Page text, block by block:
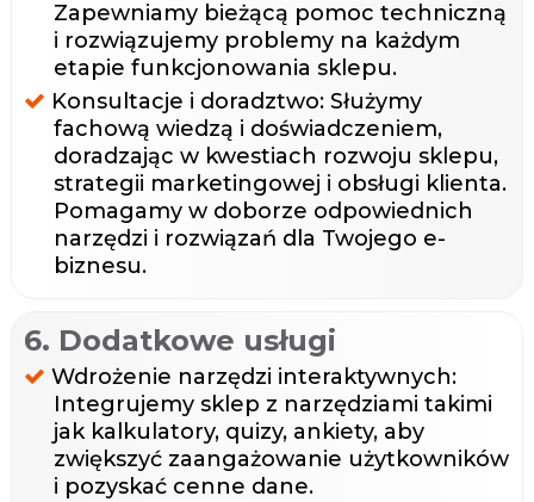
Zapewniamy bieżącą pomoc techniczną
i rozwiązujemy problemy na każdym
etapie funkcjonowania sklepu.
Konsultacje i doradztwo: Służymy
fachową wiedzą i doświadczeniem,
doradzając w kwestiach rozwoju sklepu,
strategii marketingowej i obsługi klienta.
Pomagamy w doborze odpowiednich
narzędzi i rozwiązań dla Twojego e-
biznesu.
6. Dodatkowe usługi
Wdrożenie narzędzi interaktywnych:
Integrujemy sklep z narzędziami takimi
jak kalkulatory, quizy, ankiety, aby
zwiększyć zaangażowanie użytkowników
i pozyskać cenne dane.